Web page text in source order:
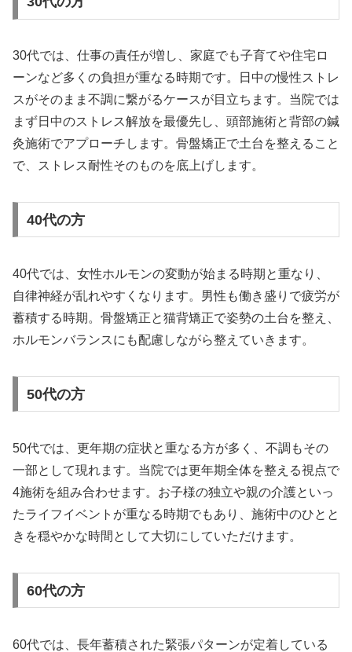
30代では、仕事の責任が増し、家庭でも子育てや住宅ロ
ーンなど多くの負担が重なる時期です。日中の慢性ストレ
スがそのまま不調に繋がるケースが目立ちます。当院では
まず日中のストレス解放を最優先し、頭部施術と背部の鍼
灸施術でアプローチします。骨盤矯正で土台を整えること
で、ストレス耐性そのものを底上げします。
40代の方
40代では、女性ホルモンの変動が始まる時期と重なり、
自律神経が乱れやすくなります。男性も働き盛りで疲労が
蓄積する時期。骨盤矯正と猫背矯正で姿勢の土台を整え、
ホルモンバランスにも配慮しながら整えていきます。
50代の方
50代では、更年期の症状と重なる方が多く、不調もその
一部として現れます。当院では更年期全体を整える視点で
4施術を組み合わせます。お子様の独立や親の介護といっ
たライフイベントが重なる時期でもあり、施術中のひとと
きを穏やかな時間として大切にしていただけます。
60代の方
60代では、長年蓄積された緊張パターンが定着している